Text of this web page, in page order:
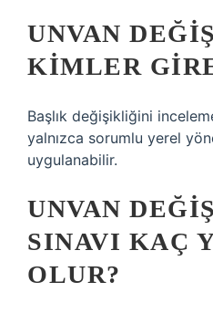
UNVAN
KIMLER
Başlık değişikliğini
yalnızca sorumlu yerel
uygulanabilir.
UNVAN
SINAVI KAÇ
OLUR?